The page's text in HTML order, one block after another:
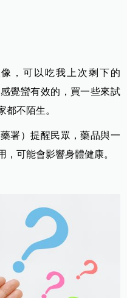
，可以吃我上次剩下的
覺蠻有效的，買一些來試
都不陌生。
署）提醒民眾，藥品與一
可能會影響身體健康。